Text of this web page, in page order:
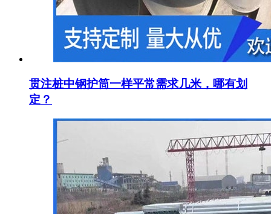
贯注桩中钢护筒一样平常需求几米，哪有划
定？